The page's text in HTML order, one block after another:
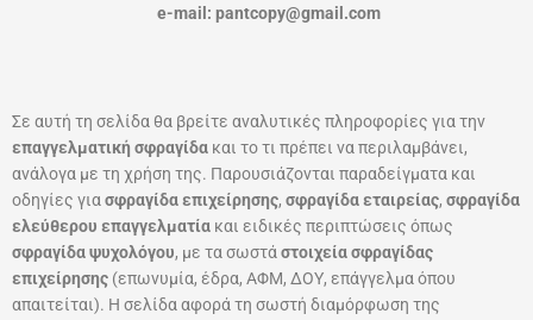
e-mail: pantcopy@gmail.com
Σε αυτή τη σελίδα θα βρείτε αναλυτικές πληροφορίες για την
επαγγελματική σφραγίδα και το τι πρέπει να περιλαμβάνει,
ανάλογα με τη χρήση της. Παρουσιάζονται παραδείγματα και
οδηγίες γιασφραγίδα επιχείρησης, σφραγίδα εταιρείας, σφραγίδα
ελεύθερου επαγγελματία και ειδικές περιπτώσεις όπως
σφραγίδα ψυχολόγου, με τα σωστάστοιχεία σφραγίδας
επιχείρησης (επωνυμία, έδρα, ΑΦΜ, ΔΟΥ, επάγγελμα όπου
απαιτείται). Η σελίδα αφορά τη σωστή διαμόρφωση της